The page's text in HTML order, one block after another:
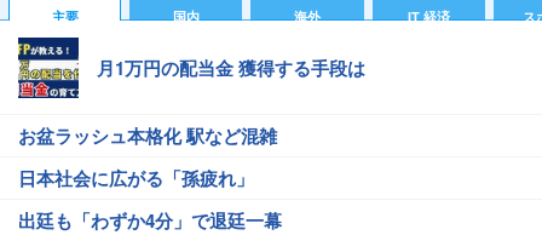
主要 国内 海外 IT 経済 ス
月1万円の配当金 獲得する手段は
お盆ラッシュ本格化 駅など混雑
日本社会に広がる「孫疲れ」
出廷も「わずか4分」で退廷一幕